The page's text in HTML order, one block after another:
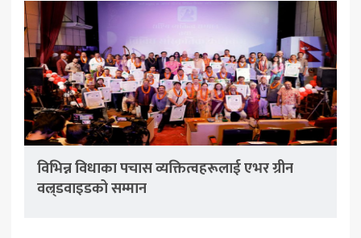
विभिन्न विधाका पचास व्यक्तित्वहरूलाई एभर ग्रीन
वल्र्डवाइडको सम्मान